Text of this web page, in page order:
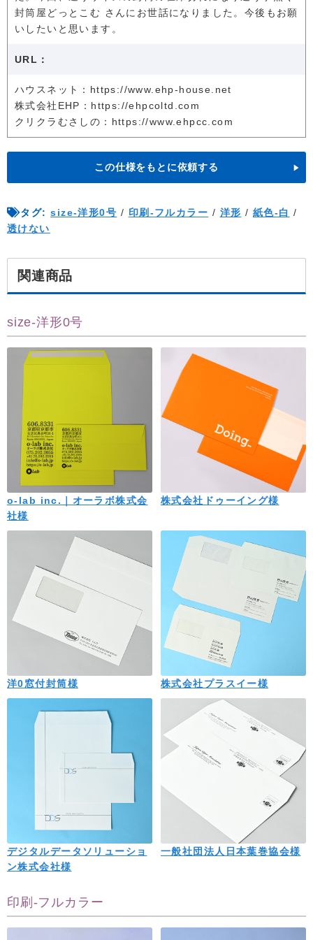
封筒屋どっとこむ さんにお世話になりました。今後もお願
いしたいと思います。
URL：
ハウスネット：https://www.ehp-house.net
株式会社EHP：https://ehpcoltd.com
クリクラむさしの：https://www.ehpcc.com
この仕様をもとに依頼する
タグ:size-洋形0号 / 印刷-フルカラー / 洋形 / 紙色-白 /
透けない
関連商品
size-洋形0号
o-lab inc.｜オーラボ株式会
社様
株式会社ドゥーイング様
洋0窓付封筒様 株式会社プラスイー様
デジタルデータソリューショ
ン株式会社様
一般社団法人日本葉巻協会様
印刷-フルカラー